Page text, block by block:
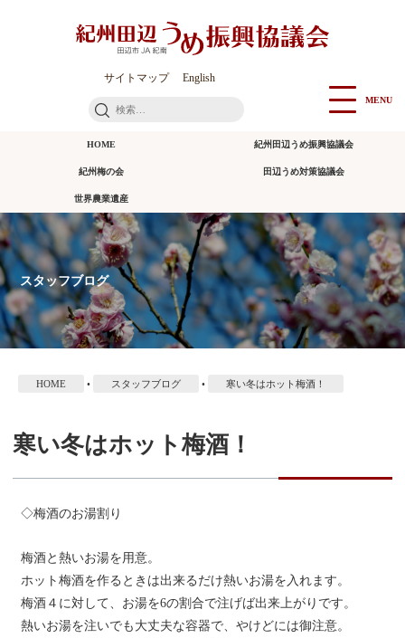
サイトマップ English
検
MENU
HOME 紀州田辺うめ振興協議会
紀州梅の会 田辺うめ対策協議会
世界農業遺産
スタッフブログ
HOME • スタッフブログ • 寒い冬はホット梅酒！
寒い冬はホット梅酒！
◇梅酒のお湯割り
梅酒と熱いお湯を用意。
ホット梅酒を作るときは出来るだけ熱いお湯を入れます。
梅酒４に対して、お湯を6の割合で注げば出来上がりです。
熱いお湯を注いでも大丈夫な容器で、やけどには御注意。